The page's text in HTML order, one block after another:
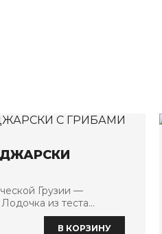
Грузии —
из теста
сыра
В КОРЗИНУ